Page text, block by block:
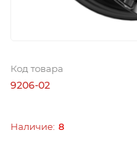
Код товара
9206-02
8